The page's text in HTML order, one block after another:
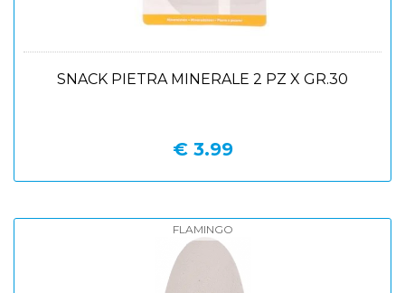
SNACK PIETRA MINERALE 2 PZ X GR.30
€ 3.99
FLAMINGO